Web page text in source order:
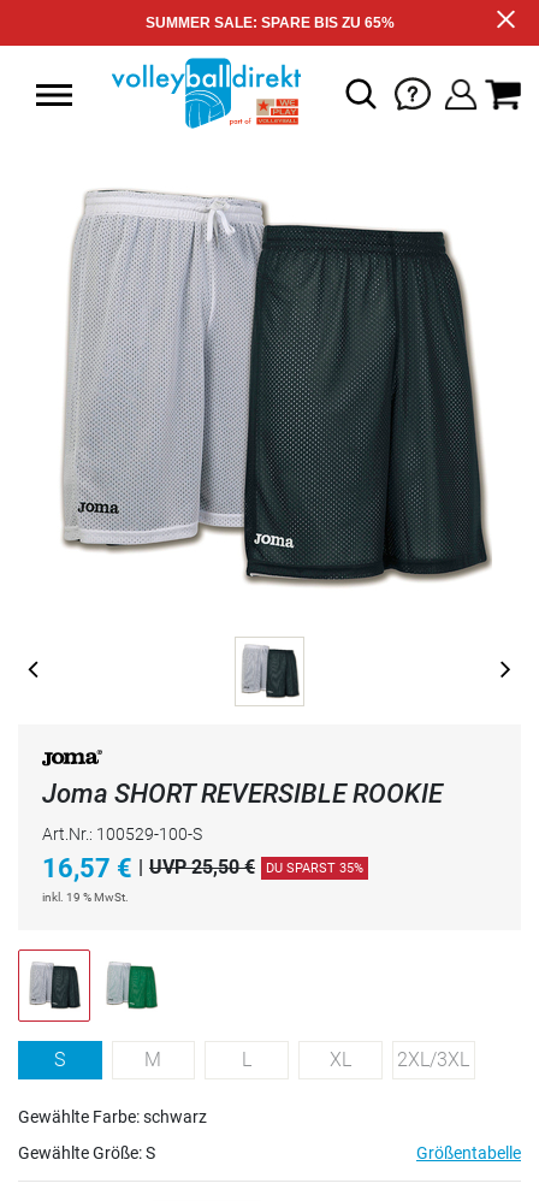
SUMMER SALE: SPARE BIS ZU 65%
Joma SHORT REVERSIBLE ROOKIE
Art.Nr.: 100529-100-S
16,57 € UVP 25,50 € DU SPARST 35%
inkl. 19 % MwSt.
S M L XL 2XL/3XL
Gewählte Farbe: schwarz
Gewählte Größe:S Größentabelle